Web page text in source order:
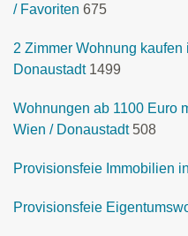
/ Favoriten 675
2 Zimmer Wohnung
Donaustadt 1499
Wohnungen ab 1100 Euro
Wien / Donaustadt 508
Provisionsfeie Immobilien
Provisionsfeie